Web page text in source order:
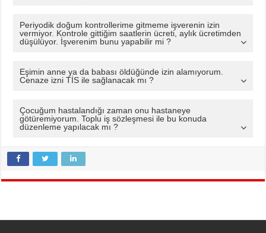
Periyodik doğum kontrollerime gitmeme işverenin izin
vermiyor. Kontrole gittiğim saatlerin ücreti, aylık ücretimden
düşülüyor. İşverenim bunu yapabilir mi ?
Eşimin anne ya da babası öldüğünde izin alamıyorum.
Cenaze izni TİS ile sağlanacak mı ?
Çocuğum hastalandığı zaman onu hastaneye
götüremiyorum. Toplu iş sözleşmesi ile bu konuda
düzenleme yapılacak mı ?